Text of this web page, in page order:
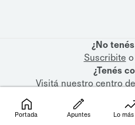
¿No
Suscribite o
¿Tenés
Visitá nuestrocentro
Portada Apuntes Lo